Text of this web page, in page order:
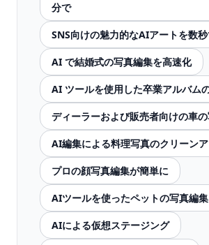
分で
SNS向けの魅力的なAIアートを数
AI で結婚式の写真編集を高速化
AI ツールを使用した卒業アルバム
ディーラーおよび販売者向けの車
AI編集による料理写真のクリーン
プロの顔写真編集が簡単に
AIツールを使ったペットの写真編集
AIによる仮想ステージング